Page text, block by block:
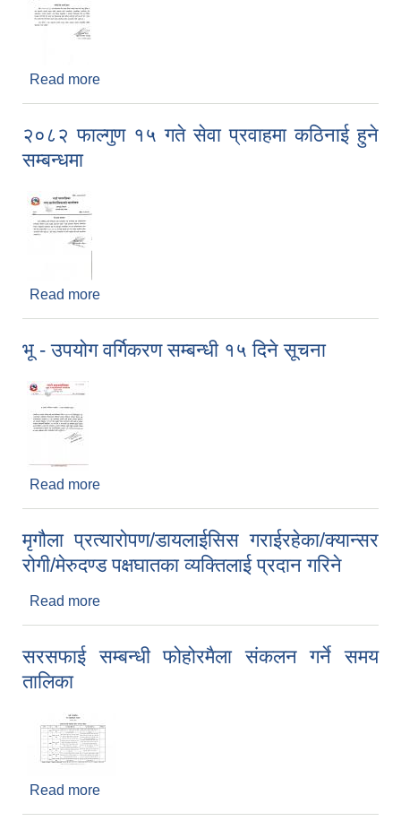
Read more
२०८२ फाल्गुण १५ गते सेवा प्रवाहमा कठिनाई हुने
सम्बन्धमा
Read more
भू - उपयोग वर्गिकरण सम्बन्धी १५ दिने सूचना
Read more
मृगौला प्रत्यारोपण/डायलाईसिस गराईरहेका/क्यान्सर
रोगी/मेरुदण्ड पक्षघातका व्यक्तिलाई प्रदान गरिने
Read more
सरसफाई सम्बन्धी फोहोरमैला संकलन गर्ने समय
तालिका
Read more